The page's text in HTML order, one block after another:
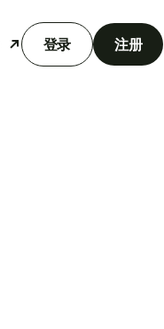
登录 注册